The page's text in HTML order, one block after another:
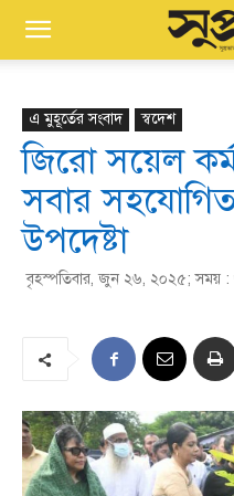
এ মুহূর্তের সংবাদ স্বদেশ
জিরো সয়েল
সবার
উপদেষ্টা
বৃহস্পতিবার, জুন ২৬, ২০২৫; সময় :